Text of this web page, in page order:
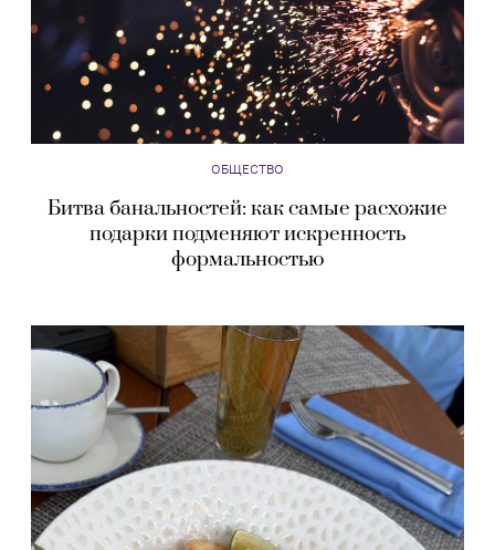
ОБЩЕСТВО
Битва банальностей: как самые расхожие
подарки подменяют искренность
формальностью